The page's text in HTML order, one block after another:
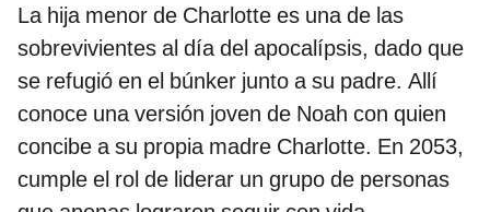
La hija menor de Charlotte es una de las
sobrevivientes al día del apocalípsis, dado que
se refugió en el búnker junto a su padre. Allí
conoce una versión joven de Noah con quien
concibe a su propia madre Charlotte. En 2053,
cumple el rol de liderar un grupo de personas